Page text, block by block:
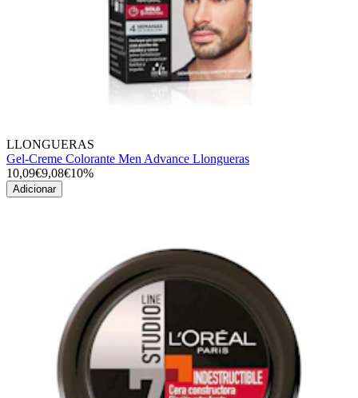
LLONGUERAS
Gel-Creme Colorante Men Advance Llongueras
10,09€9,08€10%
Adicionar